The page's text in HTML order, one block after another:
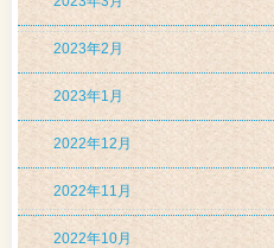
2023年2月
2023年1月
2022年12月
2022年11月
2022年10月